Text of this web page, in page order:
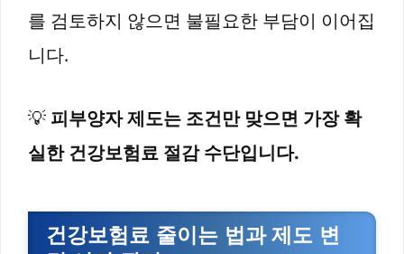
를 검토하지 않으면 불필요한 부담이 이어집
니다.
💡 피부양자 제도는 조건만 맞으면 가장 확
실한 건강보험료 절감 수단입니다.
건강보험료 줄이는 법과 제도 변